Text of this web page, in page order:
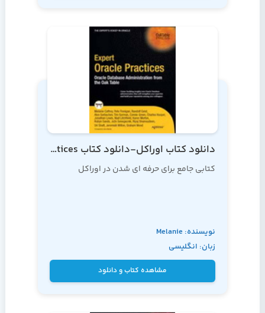
دانلود کتاب اوراکل-دانلود کتاب oracle-Expert Oracle Practices
کتابی جامع برای حرفه ای شدن در اوراکل
نویسنده: Melanie
Caffrey
زبان: انگلیسی
مشاهده کتاب و دانلود